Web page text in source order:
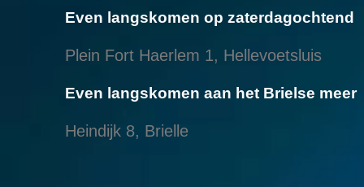
Even langskomen op zaterdagochtend
Plein Fort Haerlem 1, Hellevoetsluis
Even langskomen aan het Brielse meer
Heindijk 8, Brielle